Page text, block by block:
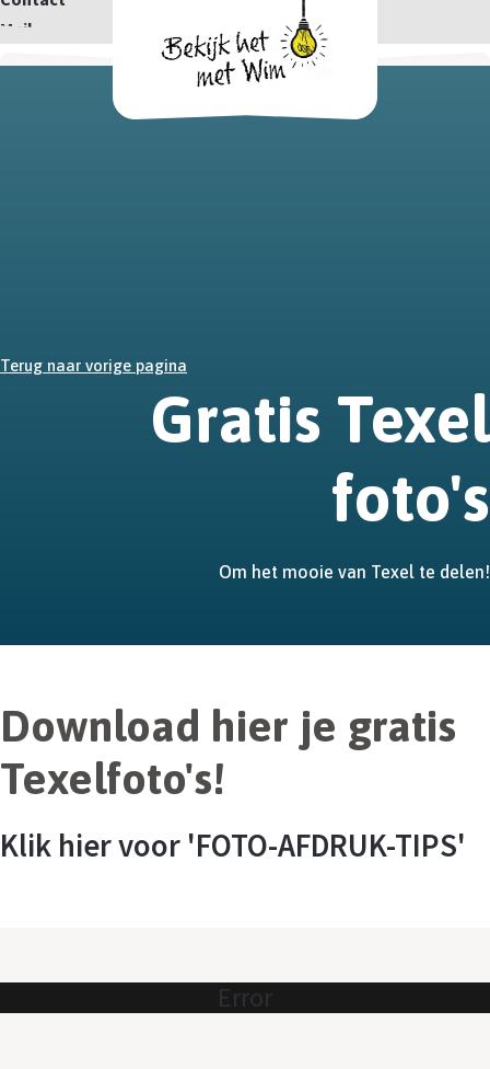
Mail
Terug naar vorige pagina
Gratis Texel
foto's
Om het mooie van Texel te delen!
Download hier je gratis
Texelfoto's!
Klik hier voor 'FOTO-AFDRUK-TIPS'
Error